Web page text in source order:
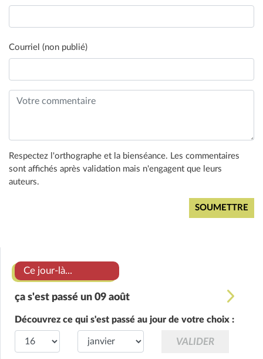
Courriel (non publié)
Respectez l'orthographe et la bienséance. Les commentaires
sont affichés après validation mais n'engagent que leurs
auteurs.
Ce jour-là...
ça s'est passé un 09 août
Découvrez ce qui s'est passé au jour de votre choix :